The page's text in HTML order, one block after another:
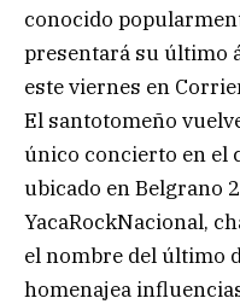
conocido
presentará su último
este viernes en
El santotomeño
único concierto en el
ubicado en Belgrano
YacaRockNacional,
el nombre del último
homenajea